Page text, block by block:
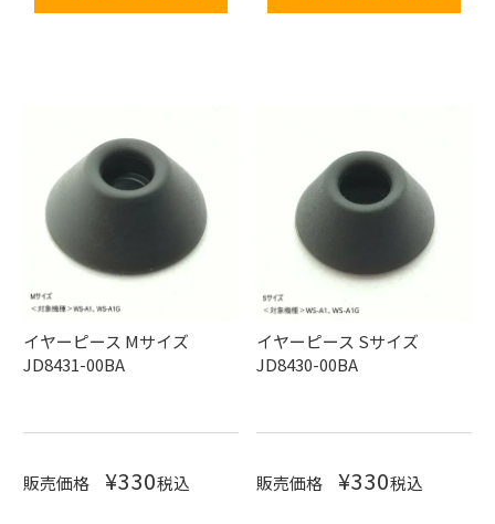
イヤーピース Mサイズ
JD8431-00BA
販売価格 ¥330税込
イヤーピース Sサイズ
JD8430-00BA
販売価格 ¥330税込